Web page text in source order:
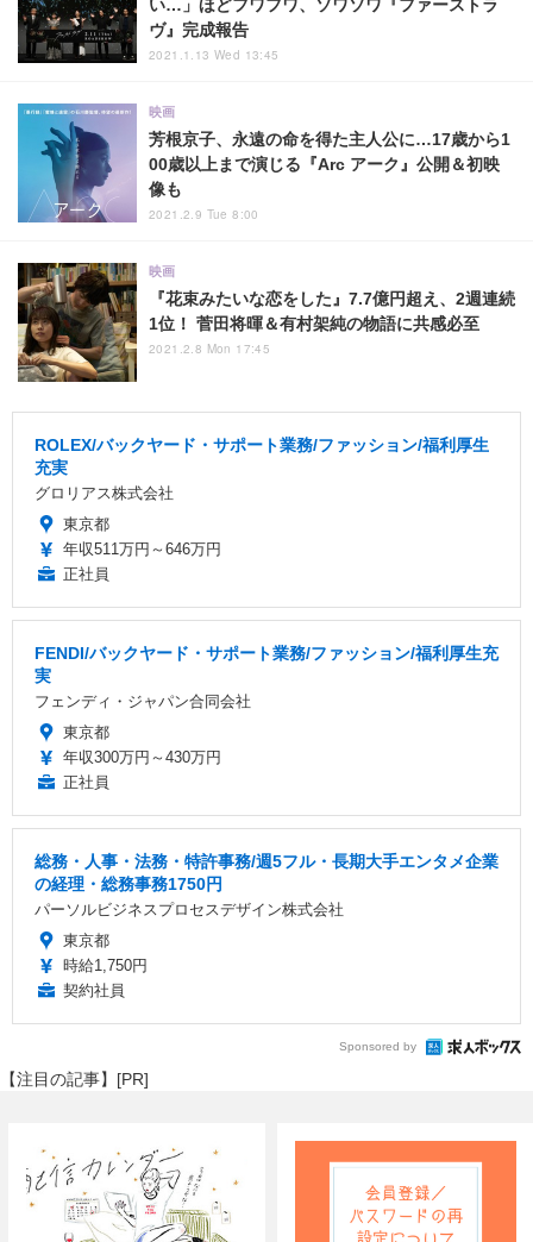
い…」ほどフワフワ、ソワソワ『ファーストラ
ヴ』完成報告
2021.1.13 Wed 13:45
芳根京子、永遠の命を得た主人公に…17歳から1
00歳以上まで演じる『Arc アーク』公開＆初映
像も
映画
2021.2.9 Tue 8:00
『花束みたいな恋をした』7.7億円超え、2週連続
1位！ 菅田将暉＆有村架純の物語に共感必至
映画
2021.2.8 Mon 17:45
ROLEX/バックヤード・サポート業務/ファッション/福利厚生
充実
グロリアス株式会社
東京都
年収511万円～646万円
正社員
FENDI/バックヤード・サポート業務/ファッション/福利厚生充
実
フェンディ・ジャパン合同会社
東京都
年収300万円～430万円
正社員
総務・人事・法務・特許事務/週5フル・長期大手エンタメ企業
の経理・総務事務1750円
パーソルビジネスプロセスデザイン株式会社
東京都
時給1,750円
契約社員
Sponsored by
【注目の記事】[PR]